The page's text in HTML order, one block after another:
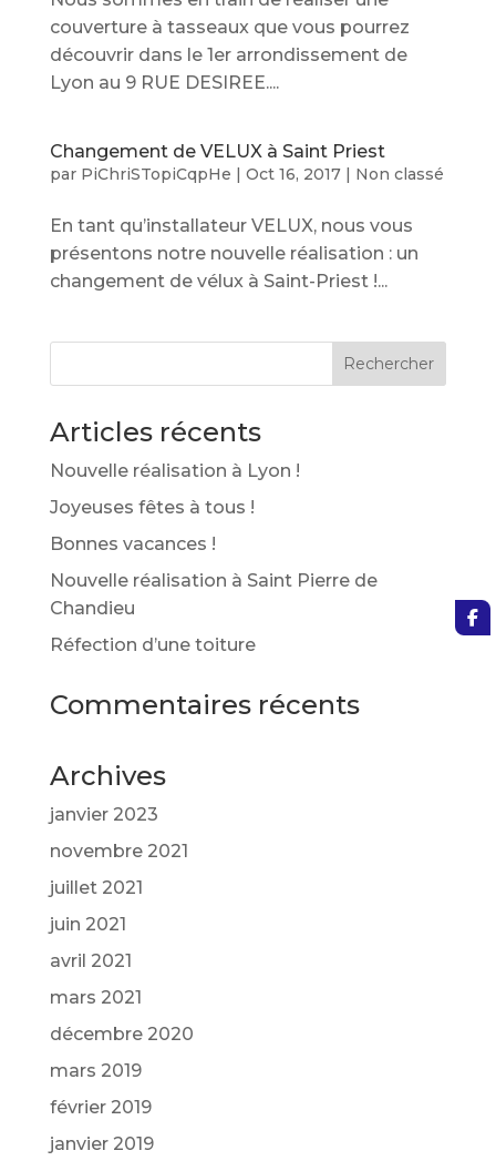
couverture à tasseaux que vous pourrez
découvrir dans le 1er arrondissement de
Lyon au 9 RUE DESIREE....
Changement de VELUX à Saint Priest
par PiChriSTopiCqpHe Oct 16, 2017| Non classé
En tant qu’installateur VELUX, nous vous
présentons notre nouvelle réalisation : un
changement de vélux à Saint-Priest !...
Articles récents
Nouvelle réalisation à Lyon !
Joyeuses fêtes à tous !
Bonnes vacances !
Nouvelle réalisation à Saint Pierre de
Chandieu
Réfection d’une toiture
Commentaires récents
Archives
janvier 2023
novembre 2021
juillet 2021
juin 2021
avril 2021
mars 2021
décembre 2020
mars 2019
février 2019
janvier 2019